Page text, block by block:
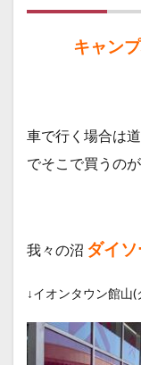
キャン
車で行く場合は
でそこで買うの
我々の沼 ダイソ
↓イオンタウン館山